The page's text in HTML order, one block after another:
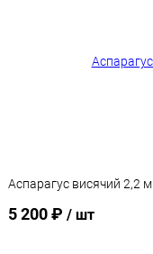
Аспарагус висячий 2,2 м
5 200 ₽ / шт